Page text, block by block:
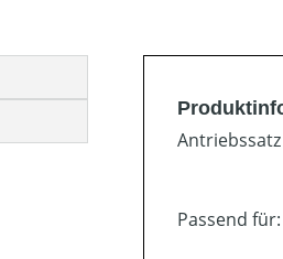
Passend für: